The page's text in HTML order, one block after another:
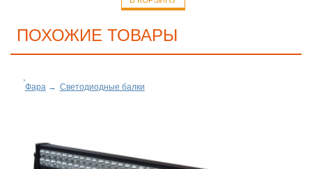
ПОХОЖИЕ ТОВАРЫ
Фара→ Светодиодные балки